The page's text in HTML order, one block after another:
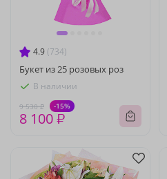
4.9 (734)
Букет из 25 розовых роз
В наличии
9 530 ₽ -15%
8 100 ₽